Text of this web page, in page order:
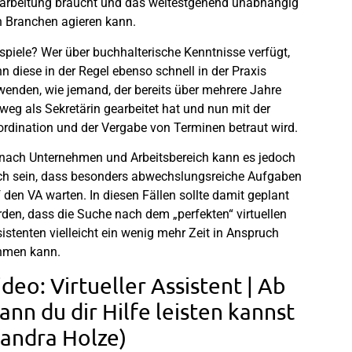
Branchen agieren kann.
Wer über buchhalterische Kenntnisse verfügt,
diese in der Regel ebenso schnell in der Praxis
wie jemand, der bereits über mehrere Jahre
als Sekretärin gearbeitet hat und nun mit der
und der Vergabe von Terminen betraut wird.
Unternehmen und Arbeitsbereich kann es jedoch
sein, dass besonders abwechslungsreiche Aufgaben
VA warten. In diesen Fällen sollte damit geplant
dass die Suche nach dem „perfekten“ virtuellen
vielleicht ein wenig mehr Zeit in Anspruch
kann.
Virtueller Assistent | Ab
du dir Hilfe leisten kannst
Holze)